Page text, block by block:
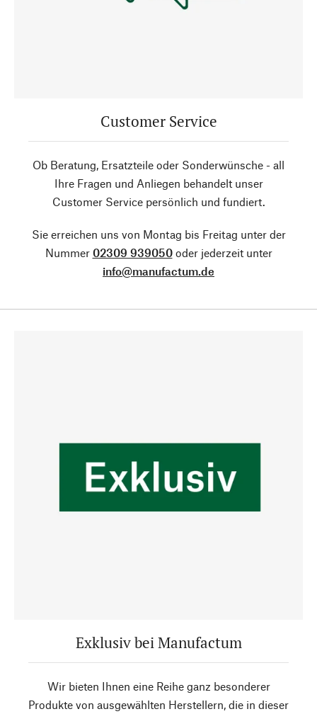
Customer Service
Ob Beratung, Ersatzteile oder Sonderwünsche - all
Ihre Fragen und Anliegen behandelt unser
Customer Service persönlich und fundiert.
Sie erreichen uns von Montag bis Freitag unter der
Nummer 02309 939050oder jederzeit unter
info@manufactum.de
Exklusiv bei Manufactum
Wir bieten Ihnen eine Reihe ganz besonderer
Produkte von ausgewählten Herstellern, die in dieser